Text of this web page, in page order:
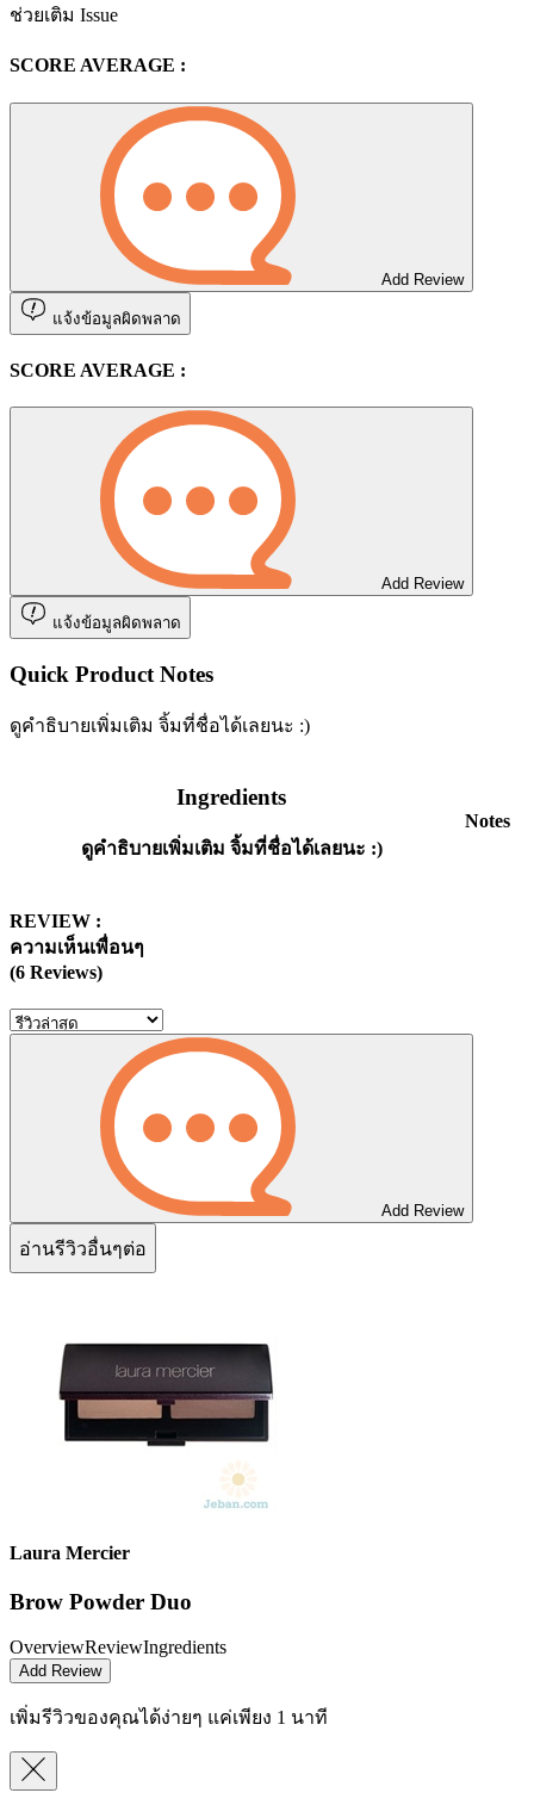
ช่วยเติม Issue
SCORE AVERAGE :
Add Review
แจ้งข้อมูลผิดพลาด
SCORE AVERAGE :
Add Review
แจ้งข้อมูลผิดพลาด
Quick Product Notes
ดูคำธิบายเพิ่มเติม จิ้มที่ชื่อได้เลยนะ :)
Ingredients
ดูคำธิบายเพิ่มเติม จิ้มที่ชื่อได้เลยนะ :)
Notes
REVIEW :
ความเห็นเพื่อนๆ
(6 Reviews)
Add Review
อ่านรีวิวอื่นๆต่อ
Laura Mercier
Brow Powder Duo
OverviewReviewIngredients
Add Review
เพิ่มรีวิวของคุณได้ง่ายๆ แค่เพียง 1 นาที